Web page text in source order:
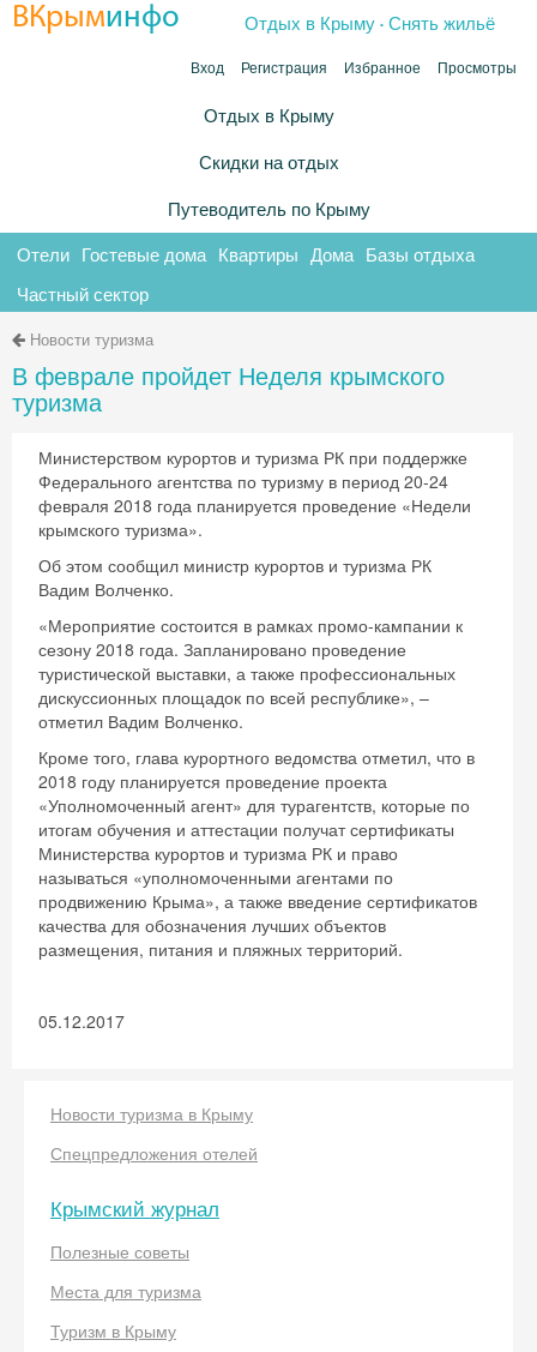
ВКрыминфо Отдых в Крыму .Снять жильё
Вход Регистрация Избранное Просмотры
Отдых в Крыму
Скидки на отдых
Путеводитель по Крыму
Отели Гостевые дома Квартиры Дома Базы отдыха
Частный сектор
Новости туризма
В феврале пройдет Неделя крымского
туризма
Министерством курортов и туризма РК при поддержке
Федерального агентства по туризму в период 20-24
февраля 2018 года планируется проведение «Недели
крымского туризма».
Об этом сообщил министр курортов и туризма РК
Вадим Волченко.
«Мероприятие состоится в рамках промо-кампании к
сезону 2018 года. Запланировано проведение
туристической выставки, а также профессиональных
дискуссионных площадок по всей республике», –
отметил Вадим Волченко.
Кроме того, глава курортного ведомства отметил, что в
2018 году планируется проведение проекта
«Уполномоченный агент» для турагентств, которые по
итогам обучения и аттестации получат сертификаты
Министерства курортов и туризма РК и право
называться «уполномоченными агентами по
продвижению Крыма», а также введение сертификатов
качества для обозначения лучших объектов
размещения, питания и пляжных территорий.
05.12.2017
Новости туризма в Крыму
Спецпредложения отелей
Крымский журнал
Полезные советы
Места для туризма
Туризм в Крыму
Скидка −5%
Хочешь дешевле? Оставь почту и получи
промокод на первое бронирование!